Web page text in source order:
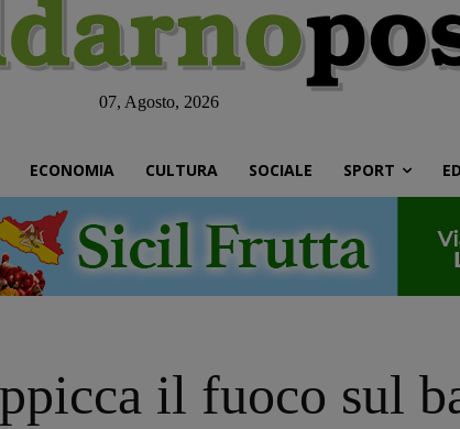
07, Agosto, 2026
ECONOMIA CULTURA SOCIALE SPORT
il fuoco sul